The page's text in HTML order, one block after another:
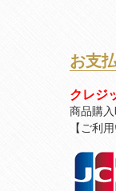
お支
クレジ
商品購
【ご利